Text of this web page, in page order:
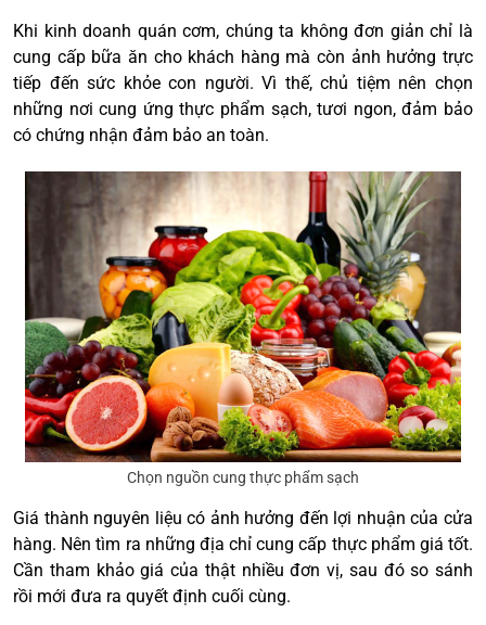
Khi kinh doanh quán cơm, chúng ta không đơn giản chỉ là
cung cấp bữa ăn cho khách hàng mà còn ảnh hưởng trực
tiếp đến sức khỏe con người. Vì thế, chủ tiệm nên chọn
những nơi cung ứng thực phẩm sạch, tươi ngon, đảm bảo
có chứng nhận đảm bảo an toàn.
Chọn nguồn cung thực phẩm sạch
Giá thành nguyên liệu có ảnh hưởng đến lợi nhuận của cửa
hàng. Nên tìm ra những địa chỉ cung cấp thực phẩm giá tốt.
Cần tham khảo giá của thật nhiều đơn vị, sau đó so sánh
rồi mới đưa ra quyết định cuối cùng.